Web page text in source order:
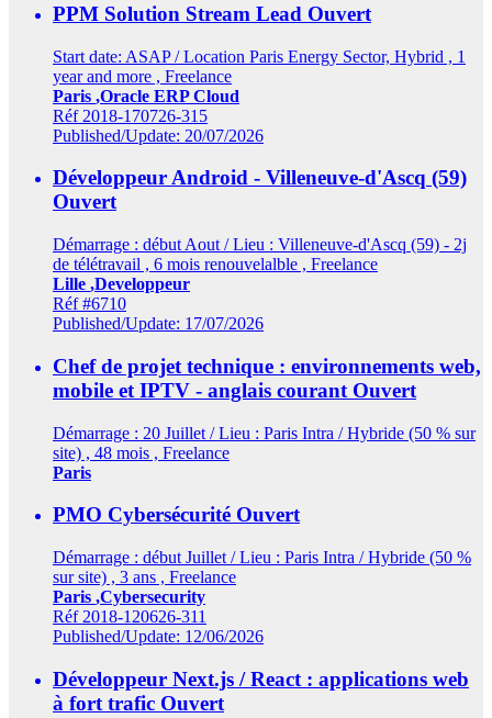
PPM Solution Stream Lead Ouvert
Start date: ASAP / Location Paris Energy Sector, Hybrid , 1
year and more , Freelance
Paris ,Oracle ERP Cloud
Réf 2018-170726-315
Published/Update: 20/07/2026
Développeur Android - Villeneuve-d'Ascq (59)
Ouvert
Démarrage : début Aout / Lieu : Villeneuve-d'Ascq (59) - 2j
de télétravail , 6 mois renouvelalble , Freelance
Lille ,Developpeur
Réf #6710
Published/Update: 17/07/2026
Chef de projet technique : environnements web,
mobile et IPTV - anglais courant Ouvert
Démarrage : 20 Juillet / Lieu : Paris Intra / Hybride (50 % sur
site) , 48 mois , Freelance
Paris
PMO Cybersécurité Ouvert
Démarrage : début Juillet / Lieu : Paris Intra / Hybride (50 %
sur site) , 3 ans , Freelance
Paris ,Cybersecurity
Réf 2018-120626-311
Published/Update: 12/06/2026
Développeur Next.js / React : applications web
à fort trafic Ouvert